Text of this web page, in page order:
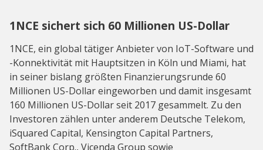
1NCE sichert sich 60 Millionen US-Dollar
1NCE, ein global tätiger Anbieter von IoT-Software und
-Konnektivität mit Hauptsitzen in Köln und Miami, hat
in seiner bislang größten Finanzierungsrunde 60
Millionen US-Dollar eingeworben und damit insgesamt
160 Millionen US-Dollar seit 2017 gesammelt. Zu den
Investoren zählen unter anderem Deutsche Telekom,
iSquared Capital, Kensington Capital Partners,
SoftBank Corp., Vicenda Group sowie